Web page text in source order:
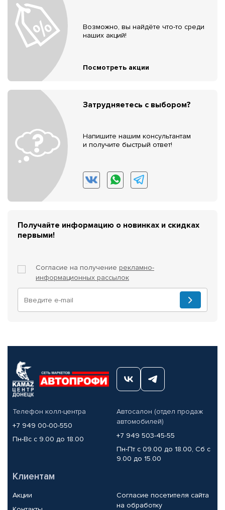
Возможно, вы найдёте что-то среди
наших акций!
Посмотреть акции
Затрудняетесь с выбором?
Напишите нашим консультантам
и получите быстрый ответ!
Получайте информацию о новинках и скидках
первыми!
Согласие на получение рекламно-
информационных рассылок
Телефон колл-центра
+7 949 00-00-550
Пн-Вс с 9.00 до 18.00
Автосалон (отдел продаж
автомобилей)
+7 949 503-45-55
Пн-Пт с 09.00 до 18.00, Сб с
9.00 до 15.00
Клиентам
Акции
Согласие посетителя сайта
на обработку